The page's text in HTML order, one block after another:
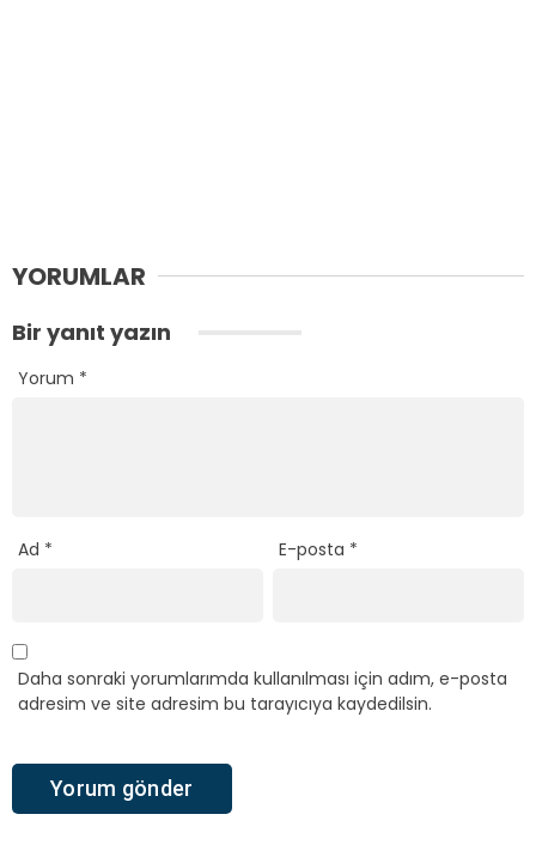
YORUMLAR
Bir yanıt yazın
Yorum *
Ad * E-posta *
Daha sonraki yorumlarımda kullanılması için adım, e-posta
adresim ve site adresim bu tarayıcıya kaydedilsin.